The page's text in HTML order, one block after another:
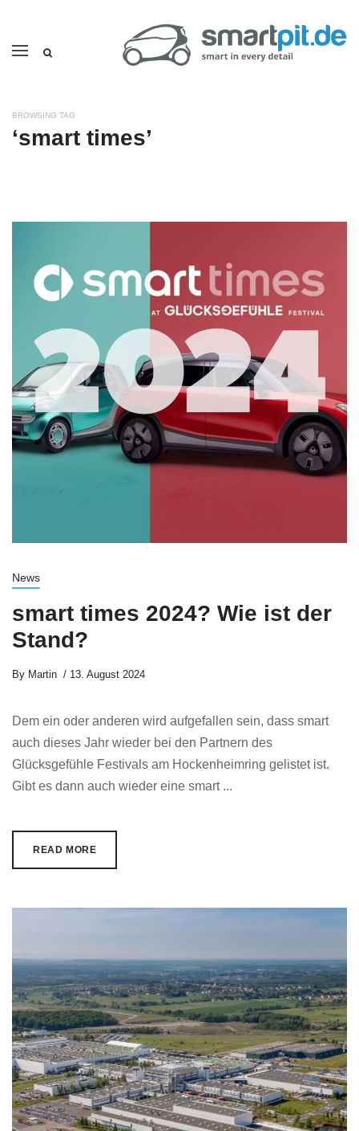
BROWSING TAG
‘smart times’
News
smart times 2024? Wie ist der
Stand?
By Martin 13. August 2024
Dem ein oder anderen wird aufgefallen sein, dass smart
auch dieses Jahr wieder bei den Partnern des
Glücksgefühle Festivals am Hockenheimring gelistet ist.
Gibt es dann auch wieder eine smart ...
READ MORE